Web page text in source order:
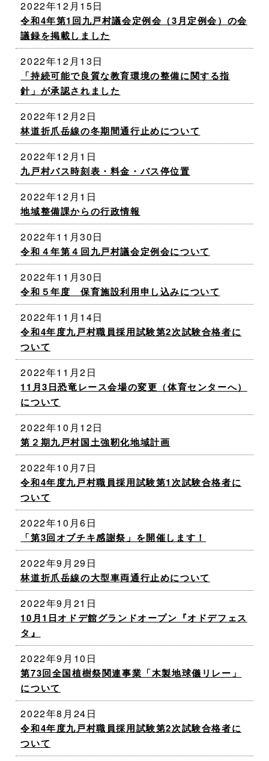
2022年12月15日
令和4年第1回九戸村議会定例会（3月定例会）の会
議録を掲載しました
2022年12月13日
「持続可能で良質な教育環境の整備に関する指
針」が承認されました
2022年12月2日
林道折爪岳線の冬期間通行止めについて
2022年12月1日
九戸村バス時刻表・料金・バス停位置
2022年12月1日
地域整備課からの行政情報
2022年11月30日
令和４年第４回九戸村議会定例会について
2022年11月30日
令和５年度 保育施設利用申し込みについて
2022年11月14日
令和4年度九戸村職員採用試験第2次試験合格者に
ついて
2022年11月2日
11月3日恐竜レース会場の変更（体育センターへ）
について
2022年10月12日
第２期九戸村国土強靭化地域計画
2022年10月7日
令和4年度九戸村職員採用試験第1次試験合格者に
ついて
2022年10月6日
「第3回オブチキ感謝祭」を開催します！
2022年9月29日
林道折爪岳線の大型車両通行止めについて
2022年9月21日
10月1日オドデ館グランドオープン『オドデフェス
タ』
2022年9月10日
第73回全国植樹祭関連事業「木製地球儀リレー」
について
2022年8月24日
令和4年度九戸村職員採用試験第2次試験合格者に
ついて